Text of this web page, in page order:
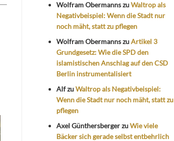
Wolfram ObermannszuWaltrop als
Negativbeispiel: Wenn die Stadt nur
noch mäht, statt zu pflegen
Wolfram ObermannszuArtikel 3
Grundgesetz: Wie die SPD den
islamistischen Anschlag auf den CSD
Berlin instrumentalisiert
AlfzuWaltrop als Negativbeispiel:
Wenn die Stadt nur noch mäht, statt zu
pflegen
Axel GünthersbergerzuWie viele
Bäcker sich gerade selbst entbehrlich